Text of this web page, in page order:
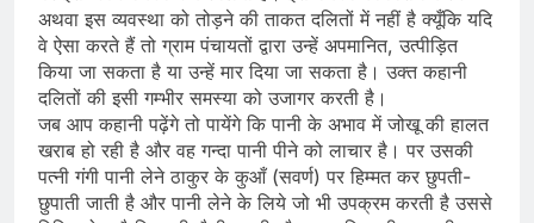
अथवा इस व्यवस्था को तोड़ने की ताकत दलितों में नहीं है क्यूँकि यदि
वे ऐसा करते हैं तो ग्राम पंचायतों द्वारा उन्हें अपमानित, उत्पीड़ित
किया जा सकता है या उन्हें मार दिया जा सकता है। उक्त कहानी
दलितों की इसी गम्भीर समस्या को उजागर करती है।
जब आप कहानी पढ़ेंगे तो पायेंगे कि पानी के अभाव में जोखू की हालत
खराब हो रही है और वह गन्दा पानी पीने को लाचार है। पर उसकी
पत्नी गंगी पानी लेने ठाकुर के कुआँ (सवर्ण) पर हिम्मत कर छुपती-
छुपाती जाती है और पानी लेने के लिये जो भी उपक्रम करती है उससे